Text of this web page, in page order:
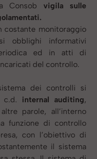
Consob vigila sulle
costante monitoraggio
obblighi informativi
ed in atti di
del controllo.
dei controlli si
c.d. internal auditing,
parole, all’interno
funzione di controllo
con l’obiettivo di
il sistema